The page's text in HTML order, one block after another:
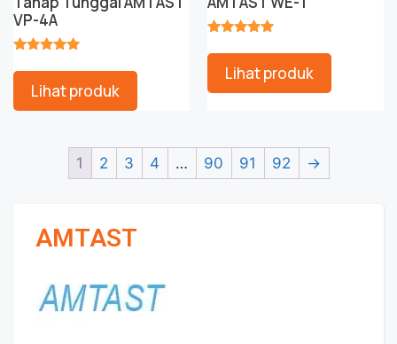
VP-4A
Lihat produk
Lihat produk
1 2 3 4 … 90 91 92 →
AMTAST